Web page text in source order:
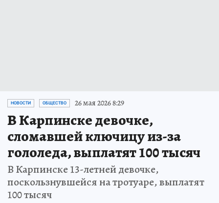
НОВОСТИ ОБЩЕСТВО 26 мая 2026 8:29
В Карпинске девочке,
сломавшей ключицу из-за
гололеда, выплатят 100 тысяч
В Карпинске 13-летней девочке,
поскользнувшейся на тротуаре, выплатят
100 тысяч